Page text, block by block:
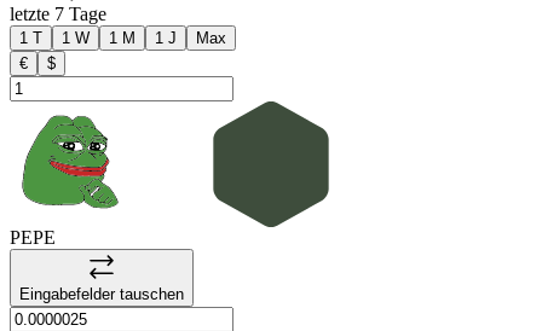
letzte 7 Tage
1 T 1 W 1 M 1 J
Max
€
$
PEPE
Eingabefelder tauschen